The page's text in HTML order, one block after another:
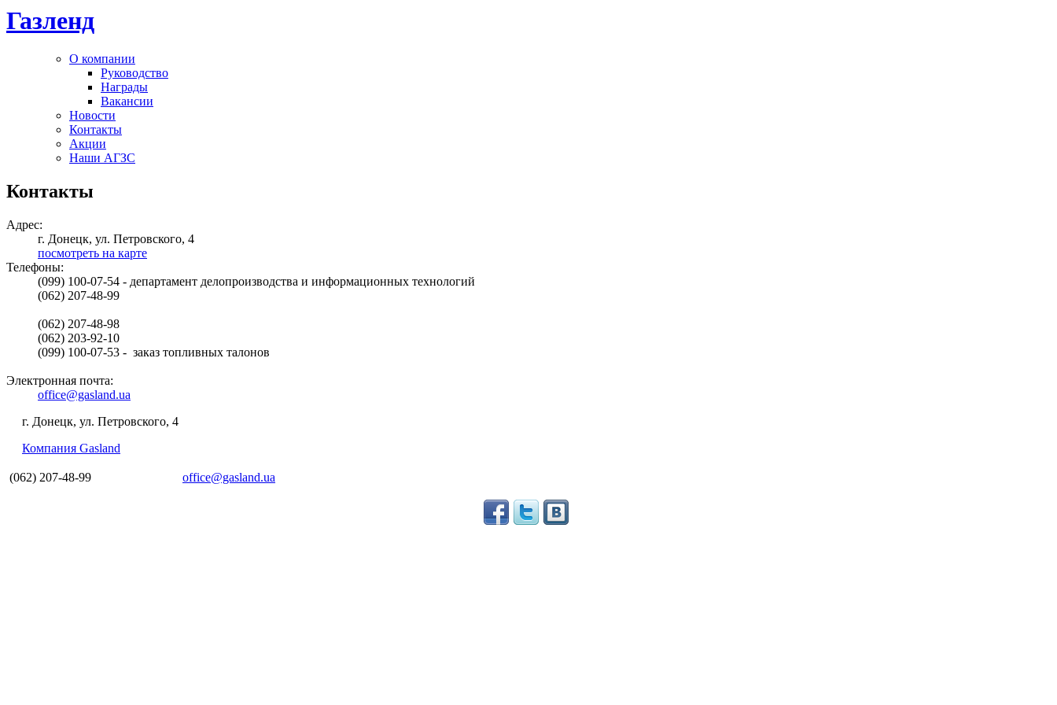
Газленд
О компании
Руководство
Награды
Вакансии
Новости
Контакты
Акции
Наши АГЗС
Контакты
Адрес:
г. Донецк, ул. Петровского, 4
посмотреть на карте
Телефоны:
(099) 100-07-54 - департамент делопроизводства и информационных технологий
(062) 207-48-99
(062) 207-48-98
(062) 203-92-10
(099) 100-07-53 - заказ топливных талонов
Электронная почта:
office@gasland.ua
г. Донецк, ул. Петровского, 4
Компания Gasland
(062) 207-48-99 office@gasland.ua